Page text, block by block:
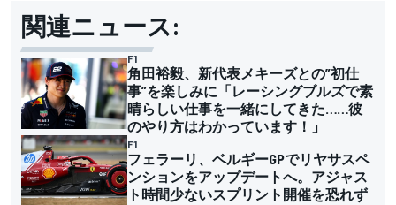
関連ニュース:
F1
角田裕毅、新代表メキーズとの”初仕
事”を楽しみに「レーシングブルズで素
晴らしい仕事を一緒にしてきた……彼
のやり方はわかっています！」
F1
フェラーリ、ベルギーGPでリヤサスペ
ンションをアップデートへ。アジャス
ト時間少ないスプリント開催を恐れず